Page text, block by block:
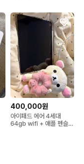
400,000원
아이패드 에어 4세대
64gb wifi + 애플 펜슬 2